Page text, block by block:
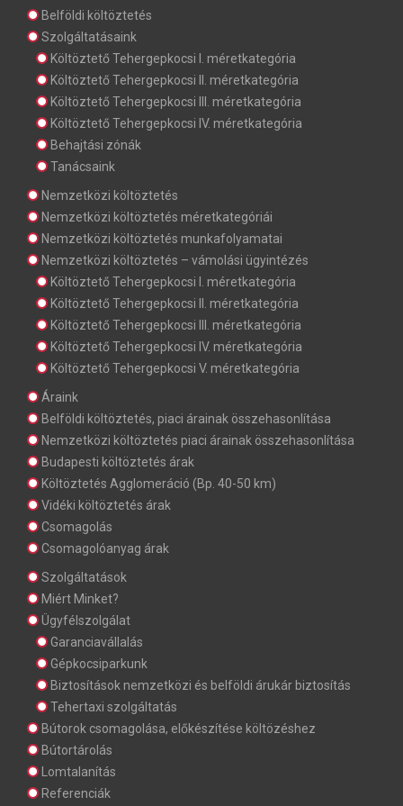
Belföldi költöztetés
Szolgáltatásaink
Költöztető Tehergepkocsi I. méretkategória
Költöztető Tehergepkocsi II. méretkategória
Költöztető Tehergepkocsi III. méretkategória
Költöztető Tehergepkocsi IV. méretkategória
Behajtási zónák
Tanácsaink
Nemzetközi költöztetés
Nemzetközi költöztetés méretkategóriái
Nemzetközi költöztetés munkafolyamatai
Nemzetközi költöztetés – vámolási ügyintézés
Költöztető Tehergepkocsi I. méretkategória
Költöztető Tehergepkocsi II. méretkategória
Költöztető Tehergepkocsi III. méretkategória
Költöztető Tehergepkocsi IV. méretkategória
Költöztető Tehergepkocsi V. méretkategória
Áraink
Belföldi költöztetés, piaci árainak összehasonlítása
Nemzetközi költöztetés piaci árainak összehasonlítása
Budapesti költöztetés árak
Költöztetés Agglomeráció (Bp. 40-50 km)
Vidéki költöztetés árak
Csomagolás
Csomagolóanyag árak
Szolgáltatások
Miért Minket?
Ügyfélszolgálat
Garanciavállalás
Gépkocsiparkunk
Biztosítások nemzetközi és belföldi árukár biztosítás
Tehertaxi szolgáltatás
Bútorok csomagolása, előkészítése költözéshez
Bútortárolás
Lomtalanítás
Referenciák